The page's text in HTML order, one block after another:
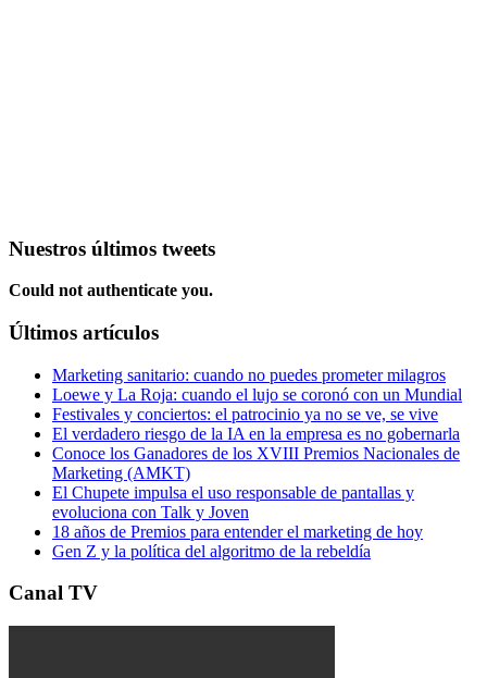
Nuestros últimos tweets
Could not authenticate you.
Últimos artículos
Marketing sanitario: cuando no puedes prometer milagros
Loewe y La Roja: cuando el lujo se coronó con un Mundial
Festivales y conciertos: el patrocinio ya no se ve, se vive
El verdadero riesgo de la IA en la empresa es no gobernarla
Conoce los Ganadores de los XVIII Premios Nacionales de
Marketing (AMKT)
El Chupete impulsa el uso responsable de pantallas y
evoluciona con Talk y Joven
18 años de Premios para entender el marketing de hoy
Gen Z y la política del algoritmo de la rebeldía
Canal TV